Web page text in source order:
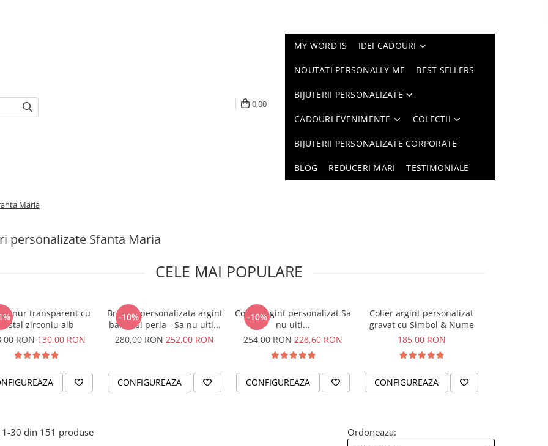
0,00
MY WORD IS IDEI CADOURI
NOUTATI PERSONALLY ME BEST SELLERS
BIJUTERII PERSONALIZATE
CADOURI EVENIMENTE COLECTII
BIJUTERII PERSONALIZATE CORPORATE
BLOG REDUCERI MARI TESTIMONIALE
Maria
personalizate Sfanta Maria
CELE MAI POPULARE
snur transparent cu
cristal zirconiu alb
RON130,00 RON
-10%
Bratara personalizata argint
banut si perla - Sa nu uiti...
280,00 RON252,00 RON
CONFIGUREAZA
-10%
Colier argint personalizat Sa
nu uiti...
254,00 RON228,60 RON
CONFIGUREAZA
Colier argint personalizat
gravat cu Simbol & Nume
185,00 RON
CONFIGUREAZA
1-30 din 151 produse Ordoneaza: